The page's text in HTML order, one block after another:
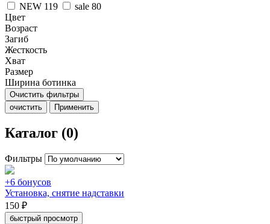
NEW 119 sale 80
Цвет
Возраст
Загиб
Жесткость
Хват
Размер
Ширина ботинка
Очистить фильтры
очистить
Применить
Каталог (0)
Фильтры
+6 бонусов
Установка, снятие надставки
150 ₽
быстрый просмотр